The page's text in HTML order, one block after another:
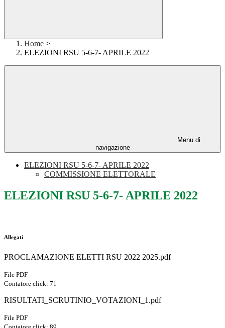
Home >
ELEZIONI RSU 5-6-7- APRILE 2022
Menu di
navigazione
ELEZIONI RSU 5-6-7- APRILE 2022
COMMISSIONE ELETTORALE
ELEZIONI RSU 5-6-7- APRILE 2022
Allegati
PROCLAMAZIONE ELETTI RSU 2022 2025.pdf
File PDF
Contatore click: 71
RISULTATI_SCRUTINIO_VOTAZIONI_1.pdf
File PDF